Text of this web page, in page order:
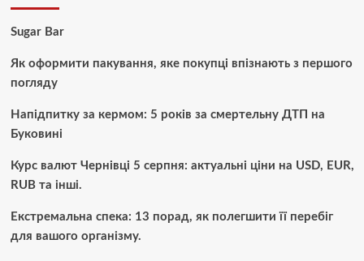
Sugar Bar
Як оформити пакування, яке покупці впізнають з першого
погляду
Напідпитку за кермом: 5 років за смертельну ДТП на
Буковині
Курс валют Чернівці 5 серпня: актуальні ціни на USD, EUR,
RUB та інші.
Екстремальна спека: 13 порад, як полегшити її перебіг
для вашого організму.